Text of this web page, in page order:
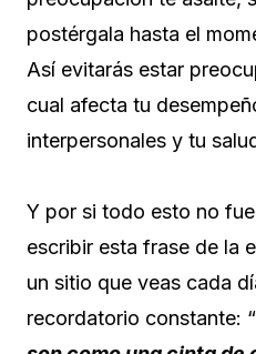
postérgala hasta el
Así evitarás estar
cual afecta tu
interpersonales y tu
Y por si todo esto no
escribir esta frase de la
un sitio que veas cada
recordatorio constante: “